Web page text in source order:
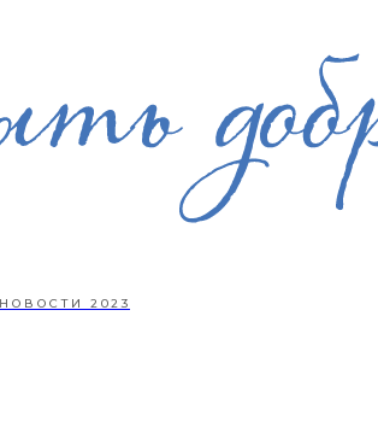
НОВОСТИ 2023